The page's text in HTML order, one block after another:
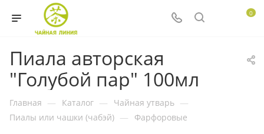
0
Пиала авторская
"Голубой пар" 100мл
Главная — Каталог — Чайная утварь —
Пиалы или чашки (чабэй) — Фарфоровые